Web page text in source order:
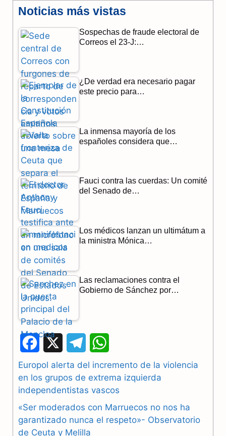
c
e
b
o
o
k
l
e
a
a
t
p
Noticias más vistas
Sospechas de fraude electoral de
Correos el 23-J:…
¿De verdad era necesario pagar
este precio para…
La inmensa mayoría de los
españoles considera que…
Fauci contra las cuerdas: Un comité
del Senado de…
Los médicos lanzan un ultimátum a
la ministra Mónica…
Las reclamaciones contra el
Gobierno de Sánchez por…
a
c
b
e
g
h
a
s
Europol alerta del incremento de la violencia
en los grupos de extrema izquierda
independentistas vascos
«Ser moderados con Marruecos no nos ha
garantizado nunca el respeto»- Observatorio
de Ceuta y Melilla